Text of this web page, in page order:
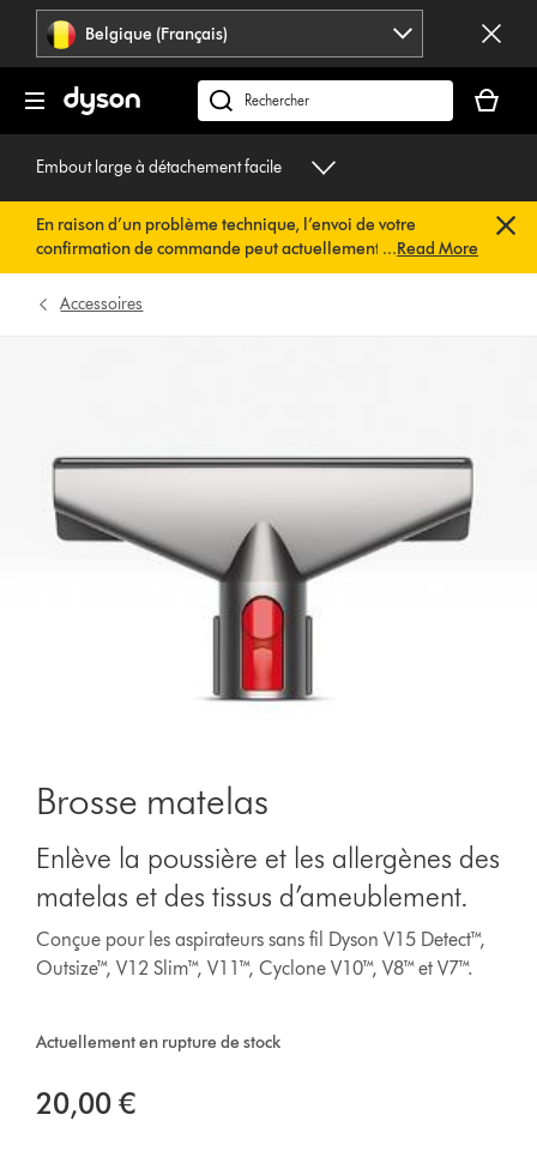
Sauter
pages
Belgique (Français)
Rechercher
des
produits
panier
est
Embout large à détachement facile
En raison d’un problème technique, l’envoi de votre
confirmation de commande peut actuellement être
retardé. Nous travaillons déjà à une solution rapide.Vous
n’avez rien à faire de votre côté. Votre confirmation de
...Read More
Accessoires
Brosse matelas
Enlève la poussière et les allergènes des
matelas et des tissus d’ameublement.
Conçue pour les aspirateurs sans fil Dyson V15 Detect™,
Outsize™, V12 Slim™, V11™, Cyclone V10™, V8™ et V7™.
Actuellement en rupture de stock
20,00 €